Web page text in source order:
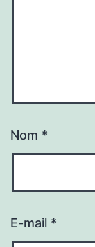
Nom *
E-mail *